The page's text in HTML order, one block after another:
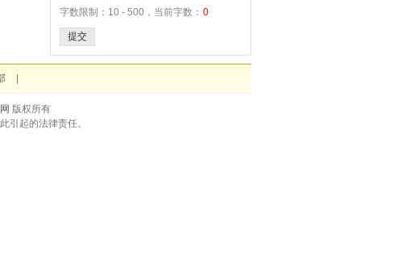
字数限制：10 - 500，当前字数： 0
提交
版权所有
引起的法律责任。